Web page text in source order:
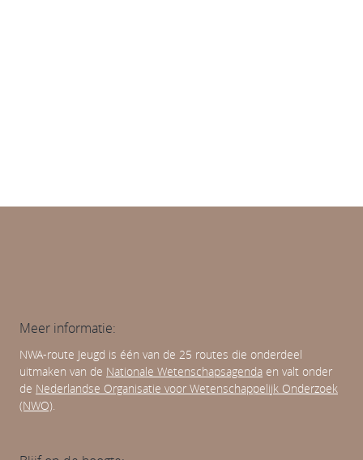
Meer informatie:
NWA-route Jeugd is één van de 25 routes die onderdeel
uitmaken van de Nationale Wetenschapsagenda en valt onder
de Nederlandse Organisatie voor Wetenschappelijk Onderzoek
(NWO).